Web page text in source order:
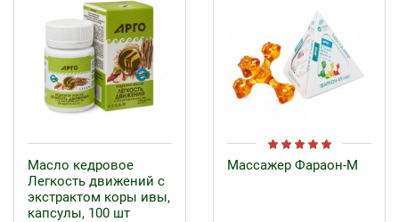
Масло кедровое
Легкость движений с
экстрактом коры ивы,
капсулы, 100 шт
Массажер Фараон-М